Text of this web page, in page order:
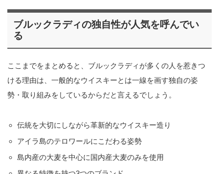
ブルックラディの独自性が人気を呼んでい
る
ここまでをまとめると、ブルックラディが多くの人を惹きつ
ける理由は、一般的なウイスキーとは一線を画す独自の姿
勢・取り組みをしているからだと言えるでしょう。
伝統を大切にしながら革新的なウイスキー造り
アイラ島のテロワールにこだわる姿勢
島内産の大麦を中心に国内産大麦のみを使用